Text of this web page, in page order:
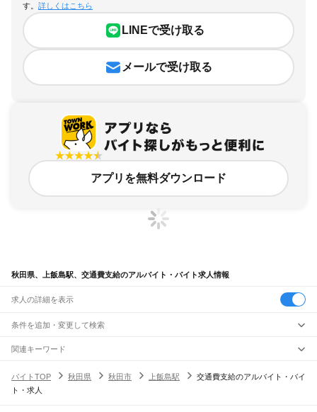
す。 詳しくはこちら
LINEで受け取る
メールで受け取る
アプリを無料ダウンロード
秋田県、上飯島駅、交通費支給のアルバイト・バイト求人情報
求人の詳細を表示
条件を追加・変更して検索
市区町村を追加・変更
秋田県すべて
秋田市
駅を追加・変更
職種を追加・変更
関連キーワード
バイトTOP
秋田県 秋田市 上飯島駅
交通費支給のアルバイト・バイ
ト・求人